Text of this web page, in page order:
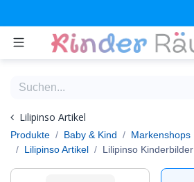
Lilipinso Artikel
Produkte
Baby & Kind Markenshops
Lilipinso Artikel
Lilipinso Kinderbilder